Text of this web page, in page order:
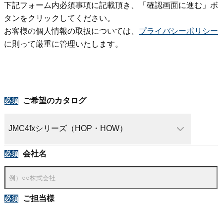
下記フォーム内必須事項に記載頂き、「確認画面に進む」ボ
タンをクリックしてください。
お客様の個人情報の取扱については、 プライバシーポリシー
に則って厳重に管理いたします。
ご希望のカタログ
会社名
ご担当様